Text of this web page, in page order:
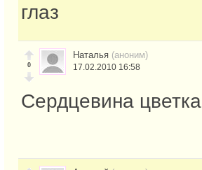
глаз
0
Наталья (аноним)
17.02.2010 16:58
Сердцевина цветка